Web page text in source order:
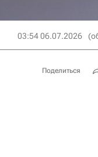
03:54 06.07.2026
Поделиться